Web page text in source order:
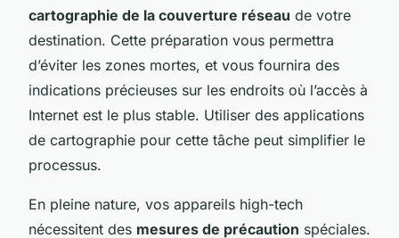
cartographie de la couverture réseau de votre
destination. Cette préparation vous permettra
d’éviter les zones mortes, et vous fournira des
indications précieuses sur les endroits où l’accès à
Internet est le plus stable. Utiliser des applications
de cartographie pour cette tâche peut simplifier le
processus.
En pleine nature, vos appareils high-tech
nécessitent des mesures de précaution spéciales.